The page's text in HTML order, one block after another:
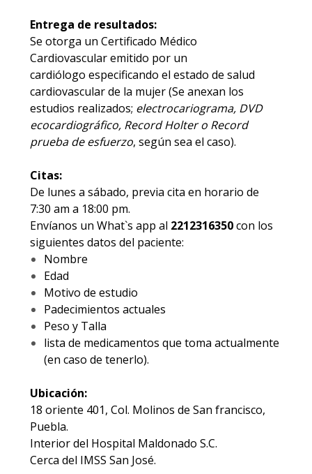
Entrega de resultados:
Se otorga un Certificado Médico
Cardiovascularemitido por un
cardiólogo especificando el estado de salud
cardiovascular de la mujer (Se anexan los
estudios realizados; electrocariograma, DVD
ecocardiográfico, Record Holter o Record
prueba de esfuerzo, según sea el caso).
Citas:
De lunes a sábado, previa cita en horario de
7:30 am a 18:00 pm.
Envíanos un What`s app al 2212316350con los
siguientes datos del paciente:
Nombre
Edad
Motivo de estudio
Padecimientos actuales
Peso y Talla
lista de medicamentos que toma actualmente
(en caso de tenerlo).
Ubicación:
18 oriente 401, Col. Molinos de San francisco,
Puebla.
Interior del Hospital Maldonado S.C.
Cerca del IMSS San José.